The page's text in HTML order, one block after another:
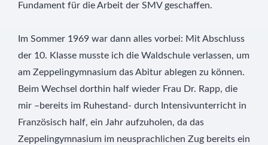
Fundament für die Arbeit der SMV geschaffen.
Im Sommer 1969 war dann alles vorbei: Mit Abschluss
der 10. Klasse musste ich die Waldschule verlassen, um
am Zeppelingymnasium das Abitur ablegen zu können.
Beim Wechsel dorthin half wieder Frau Dr. Rapp, die
mir –bereits im Ruhestand- durch Intensivunterricht in
Französisch half, ein Jahr aufzuholen, da das
Zeppelingymnasium im neusprachlichen Zug bereits ein